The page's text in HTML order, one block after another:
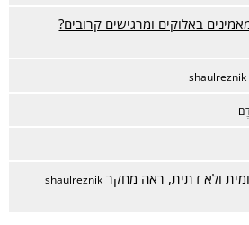
באלוקים ומרגישים קרובים?
shaulreznik
ולא דתית, ראה מחקר shaulreznik